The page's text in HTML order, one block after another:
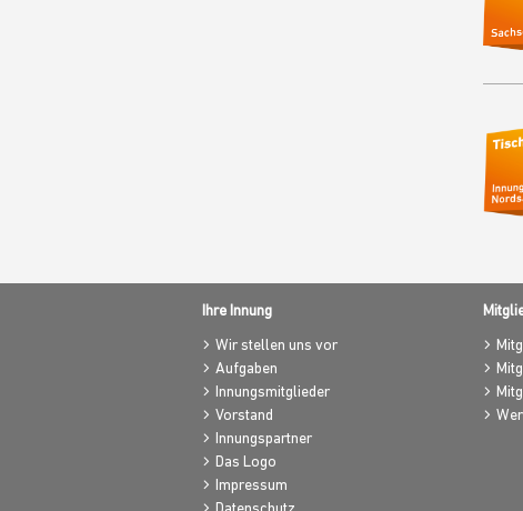
Ihre Innung
Wir stellen uns vor
Aufgaben
Innungsmitglieder
Vorstand
Innungspartner
Das Logo
Impressum